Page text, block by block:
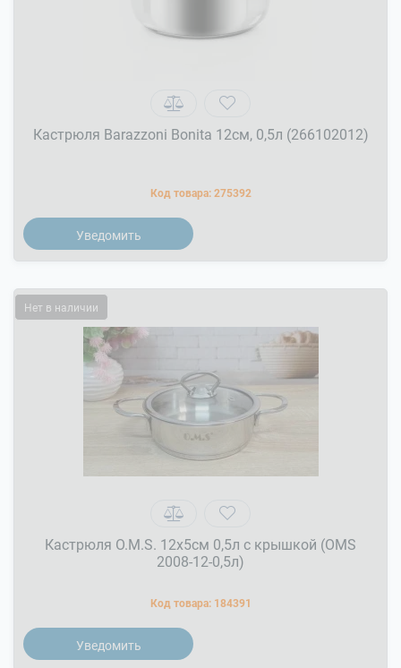
Кастрюля Barazzoni Bonita 12см, 0,5л (266102012)
Код товара: 275392
Уведомить
Нет в наличии
Кастрюля O.M.S. 12x5см 0,5л с крышкой (OMS
2008-12-0,5л)
Код товара: 184391
Уведомить